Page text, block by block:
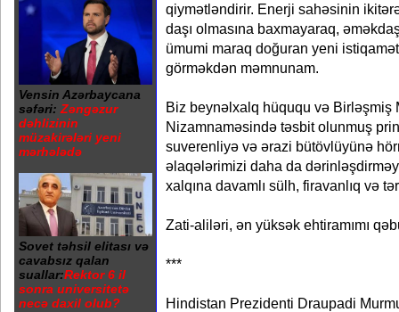
Vensin Azərbaycana
səfəri: Zəngəzur
dəhlizinin
müzakirələri yeni
mərhələdə
Sovet təhsil elitası və
cavabsız qalan
suallar:Rektor 6 il
sonra universitetə
necə daxil olub?
qiymətləndirir. Enerji sahəsinin
daşı olmasına baxmayaraq,
ümumi maraq doğuran yeni
görməkdən məmnunam.
Biz beynəlxalq hüququ və Birləşmiş
Nizamnaməsində təsbit olunmuş
suverenliyə və ərazi bütövlüyünə
əlaqələrimizi daha da
xalqına davamlı sülh, firavanlıq və
Zati-aliləri, ən yüksək ehtiramımı
***
Hindistan Prezidenti Draupadi